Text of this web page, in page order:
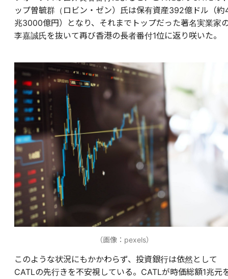
ップ曽毓群（ロビン・ゼン）氏は保有資産392億ドル（約
兆3000億円）となり、それまでトップだった著名実業家
李嘉誠氏を抜いて再び香港の長者番付1位に返り咲いた。
（画像：pexels）
このような状況にもかかわらず、投資銀行は依然として
CATLの先行きを不安視している。CATLが時価総額1兆元